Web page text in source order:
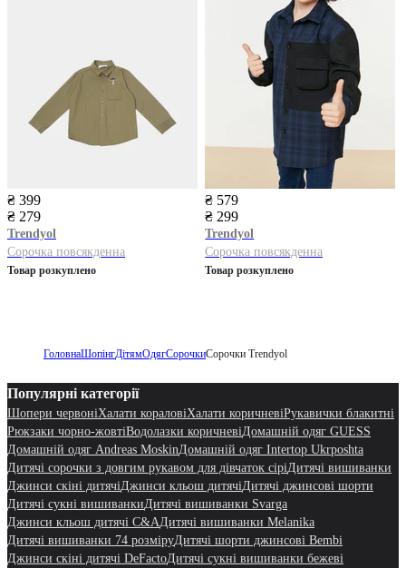
₴ 399
₴ 279
Trendyol
Сорочка повсякденна
Товар розкуплено
₴ 579
₴ 299
Trendyol
Сорочка повсякденна
Товар розкуплено
ГоловнаШопінгДітямОдягСорочкиСорочки Trendyol
Популярні категорії
Шопери червоніХалати кораловіХалати коричневіРукавички блакитні
Рюкзаки чорно-жовтіВодолазки коричневіДомашній одяг GUESS
Домашній одяг Andreas MoskinДомашній одяг Intertop Ukrposhta
Дитячі сорочки з довгим рукавом для дівчаток сіріДитячі вишиванки
Джинси скіні дитячіДжинси кльош дитячіДитячі джинсові шорти
Дитячі сукні вишиванкиДитячі вишиванки Svarga
Джинси кльош дитячі C&AДитячі вишиванки Melanika
Дитячі вишиванки 74 розміруДитячі шорти джинсові Bembi
Джинси скіні дитячі DeFactoДитячі сукні вишиванки бежеві